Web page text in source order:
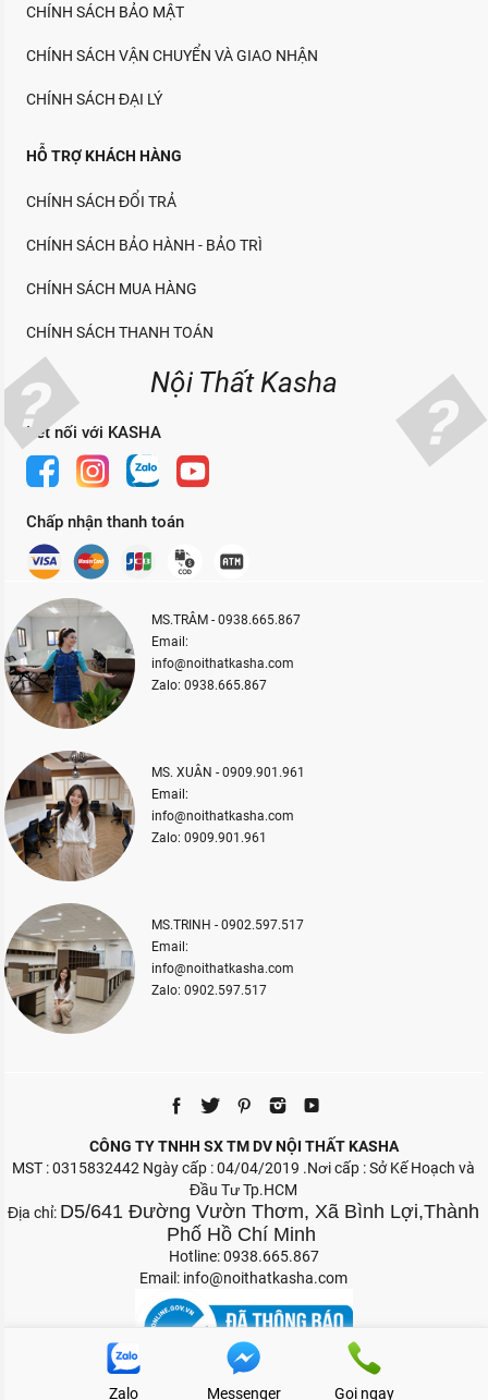
CHÍNH SÁCH BẢO MẬT
CHÍNH SÁCH VẬN CHUYỂN VÀ GIAO NHẬN
CHÍNH SÁCH ĐẠI LÝ
HỖ TRỢ KHÁCH HÀNG
CHÍNH SÁCH ĐỔI TRẢ
CHÍNH SÁCH BẢO HÀNH - BẢO TRÌ
CHÍNH SÁCH MUA HÀNG
CHÍNH SÁCH THANH TOÁN
Nội Thất Kasha
Kết nối với KASHA
Chấp nhận thanh toán
MS.TRÂM - 0938.665.867
Email:
info@noithatkasha.com
Zalo: 0938.665.867
MS. XUÂN - 0909.901.961
Email:
info@noithatkasha.com
Zalo: 0909.901.961
MS.TRINH - 0902.597.517
Email:
info@noithatkasha.com
Zalo: 0902.597.517
CÔNG TY TNHH SX TM DV NỘI THẤT KASHA
MST : 0315832442 Ngày cấp : 04/04/2019 .Nơi cấp : Sở Kế Hoạch và
Đầu Tư Tp.HCM
Địa chỉ: D5/641 Đường Vườn Thơm, Xã Bình Lợi,Thành
Phố Hồ Chí Minh
Hotline: 0938.665.867
Email: info@noithatkasha.com
Zalo Messenger Gọi ngay